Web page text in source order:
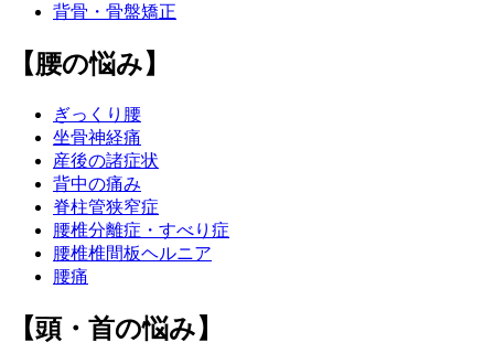
背骨・骨盤矯正
【腰の悩み】
ぎっくり腰
坐骨神経痛
産後の諸症状
背中の痛み
脊柱管狭窄症
腰椎分離症・すべり症
腰椎椎間板ヘルニア
腰痛
【頭・首の悩み】